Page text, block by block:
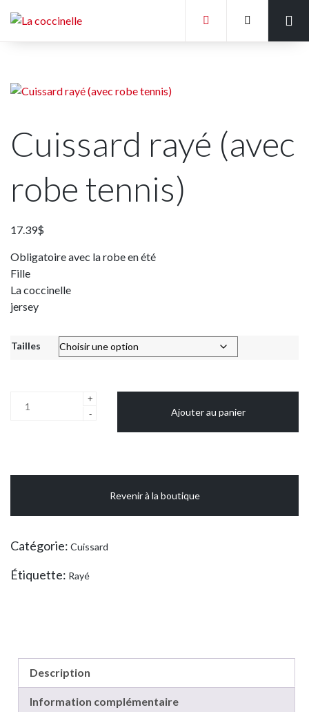
Liste des écoles
Galerie de photos
Cuissard rayé (avec
robe tennis)
17.39$
Obligatoire avec la robe en été
Fille
La coccinelle
jersey
Tailles
+
-
Ajouter au panier
Revenir à la boutique
Catégorie: Cuissard
Étiquette: Rayé
Description
Information complémentaire